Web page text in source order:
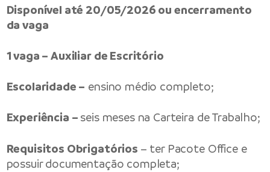
Disponível até 20/05/2026 ou encerramento
da vaga
1 vaga – Auxiliar de Escritório
Escolaridade – ensino médio completo;
Experiência – seis meses na Carteira de Trabalho;
Requisitos Obrigatórios – ter Pacote Office e
possuir documentação completa;